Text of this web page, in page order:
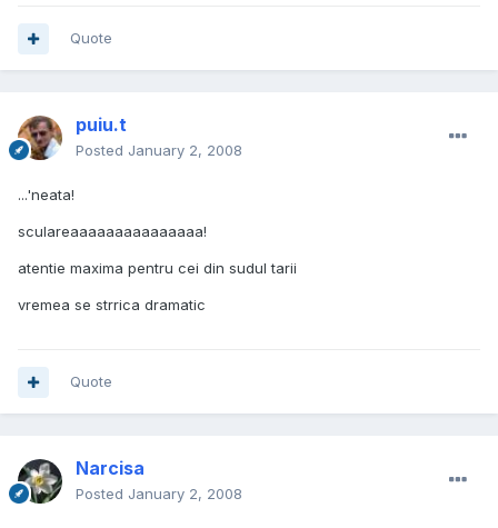
Quote
puiu.t
Posted January 2, 2008
...'neata!
sculareaaaaaaaaaaaaaaa!
atentie maxima pentru cei din sudul tarii
vremea se strrica dramatic
Quote
Narcisa
Posted January 2, 2008